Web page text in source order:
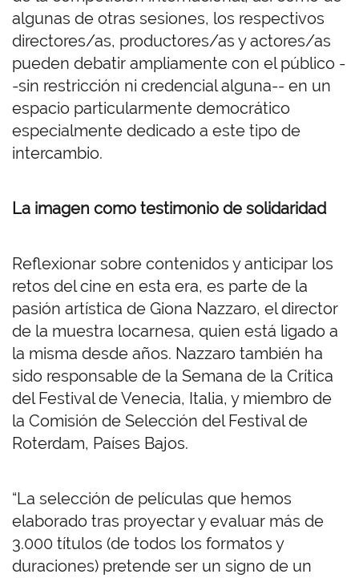
algunas de otras sesiones, los respectivos
directores/as, productores/as y actores/as
pueden debatir ampliamente con el público -
-sin restricción ni credencial alguna-- en un
espacio particularmente democrático
especialmente dedicado a este tipo de
intercambio.
La imagen como testimonio de solidaridad
Reflexionar sobre contenidos y anticipar los
retos del cine en esta era, es parte de la
pasión artística de Giona Nazzaro, el director
de la muestra locarnesa, quien está ligado a
la misma desde años. Nazzaro también ha
sido responsable de la Semana de la Crítica
del Festival de Venecia, Italia, y miembro de
la Comisión de Selección del Festival de
Roterdam, Países Bajos.
“La selección de películas que hemos
elaborado tras proyectar y evaluar más de
3.000 títulos (de todos los formatos y
duraciones) pretende ser un signo de un